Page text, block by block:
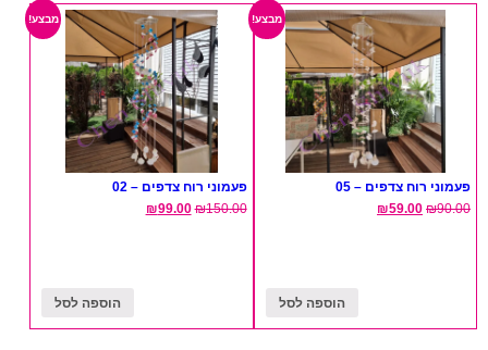
מבצע!
פעמוני רוח צדפים – 05
₪90.00
₪59.00
הוספה לסל
מבצע!
פעמוני רוח צדפים – 02
₪150.00
₪99.00
הוספה לסל